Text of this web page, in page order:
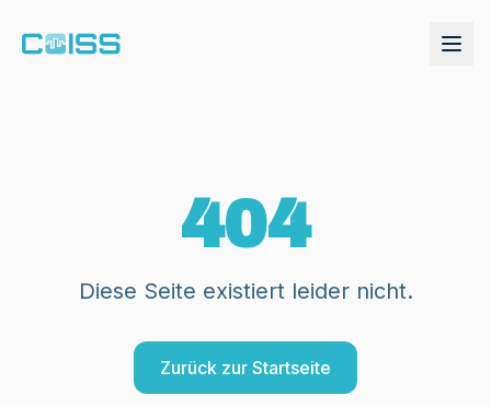
Demo anfordern
404
Diese Seite existiert leider nicht.
Zurück zur Startseite